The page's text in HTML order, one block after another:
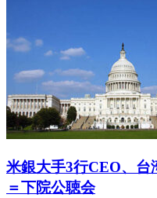
米銀大手3行CEO、台
＝下院公聴会